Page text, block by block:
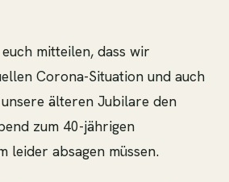
mitteilen, dass wir
Corona-Situation und auch
älteren Jubilare den
zum 40-jährigen
leider absagen müssen.